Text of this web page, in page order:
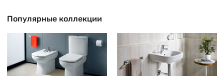
Популярные коллекции